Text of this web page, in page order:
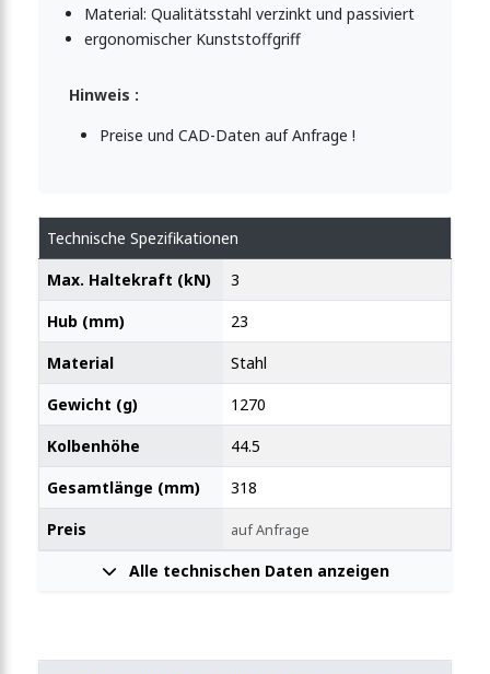
3000N
3000N
mit schmalem Flanschfuss 2000N
Material: Qualitätsstahl verzinkt und passiviert
ergonomischer Kunststoffgriff
Hinweis :
Preise und CAD-Daten auf Anfrage !
Technische Spezifikationen
Max. Haltekraft (kN)
3
Hub (mm)
23
Material
Stahl
Gewicht (g)
1270
Kolbenhöhe
44.5
Gesamtlänge (mm)
318
Preis
auf Anfrage
Alle technischen Daten anzeigen